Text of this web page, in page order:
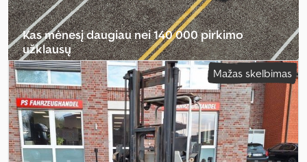
Kas mėnesį daugiau nei 140 000 pirkimo
užklausų
Pasirinkite prekybininko paketąMažas skelbimas